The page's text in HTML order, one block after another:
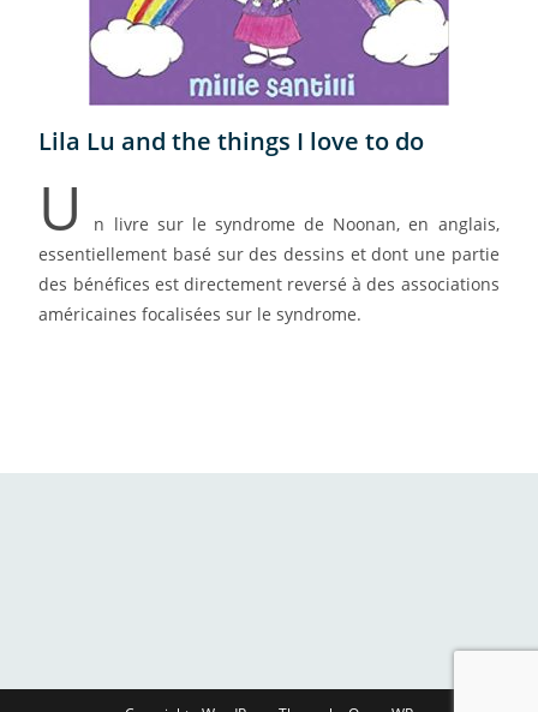
Lila Lu and the things I love to do
U
n livre sur le syndrome de Noonan, en anglais,
essentiellement basé sur des dessins et dont une partie
des bénéfices est directement reversé à des associations
américaines focalisées sur le syndrome.